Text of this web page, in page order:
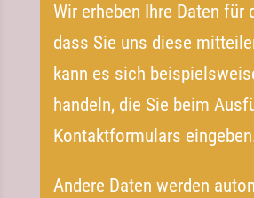
Wir erheben Ihre Daten für
dass Sie uns diese
kann es sich
handeln, die Sie beim
Kontaktformulars
Andere Daten werden